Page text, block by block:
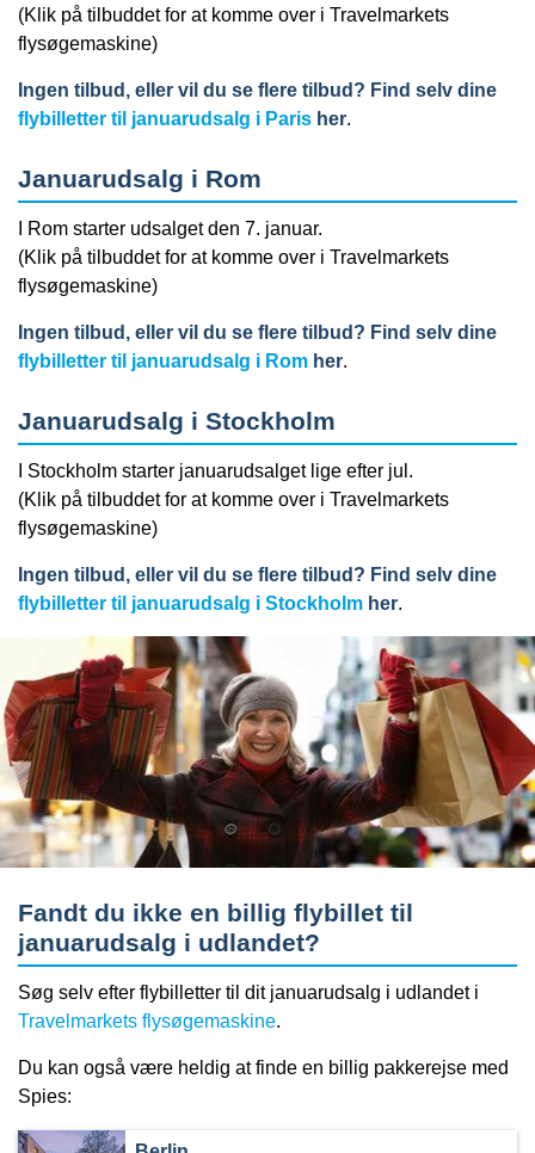
(Klik på tilbuddet for at komme over i Travelmarkets
flysøgemaskine)
Ingen tilbud, eller vil du se flere tilbud? Find selv dine
flybilletter til januarudsalg i Paris her.
Januarudsalg i Rom
I Rom starter udsalget den 7. januar.
(Klik på tilbuddet for at komme over i Travelmarkets
flysøgemaskine)
Ingen tilbud, eller vil du se flere tilbud? Find selv dine
flybilletter til januarudsalg i Rom her.
Januarudsalg i Stockholm
I Stockholm starter januarudsalget lige efter jul.
(Klik på tilbuddet for at komme over i Travelmarkets
flysøgemaskine)
Ingen tilbud, eller vil du se flere tilbud? Find selv dine
flybilletter til januarudsalg i Stockholm her.
Fandt du ikke en billig flybillet til
januarudsalg i udlandet?
Søg selv efter flybilletter til dit januarudsalg i udlandet i
Travelmarkets flysøgemaskine.
Du kan også være heldig at finde en billig pakkerejse med
Spies: